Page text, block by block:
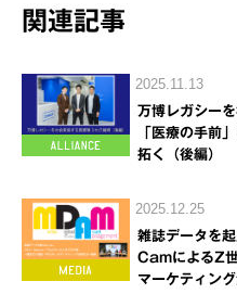
関連記事
2025.11.13
万博レガシー
「医療の手前
拓く（後編）
2025.12.25
雑誌データを
CamによるZ
マーケティン